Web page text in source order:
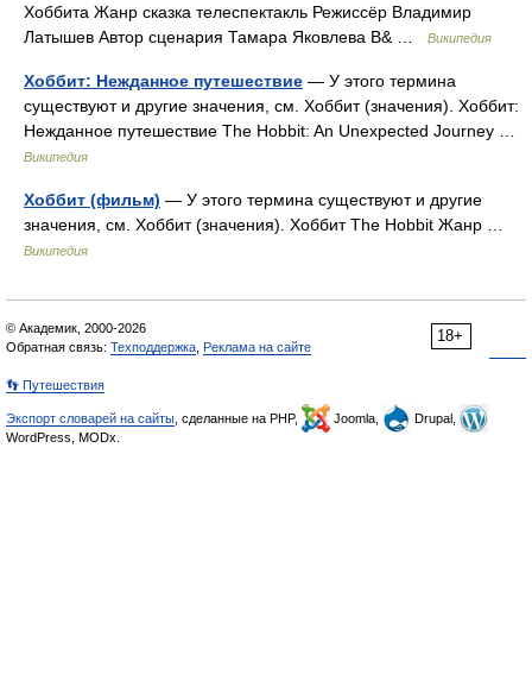
Хоббита Жанр сказка телеспектакль Режиссёр Владимир
Латышев Автор сценария Тамара Яковлева В& …
Википедия
Хоббит: Нежданное путешествие — У этого термина
существуют и другие значения, см. Хоббит (значения). Хоббит:
Нежданное путешествие The Hobbit: An Unexpected Journey …
Википедия
Хоббит (фильм) — У этого термина существуют и другие
значения, см. Хоббит (значения). Хоббит The Hobbit Жанр …
Википедия
18+
© Академик, 2000-2026
Обратная связь: Техподдержка Реклама на сайте
👣 Путешествия
Экспорт словарей на сайты , сделанные на PHP, Joomla,
Drupal,
WordPress, MODx.